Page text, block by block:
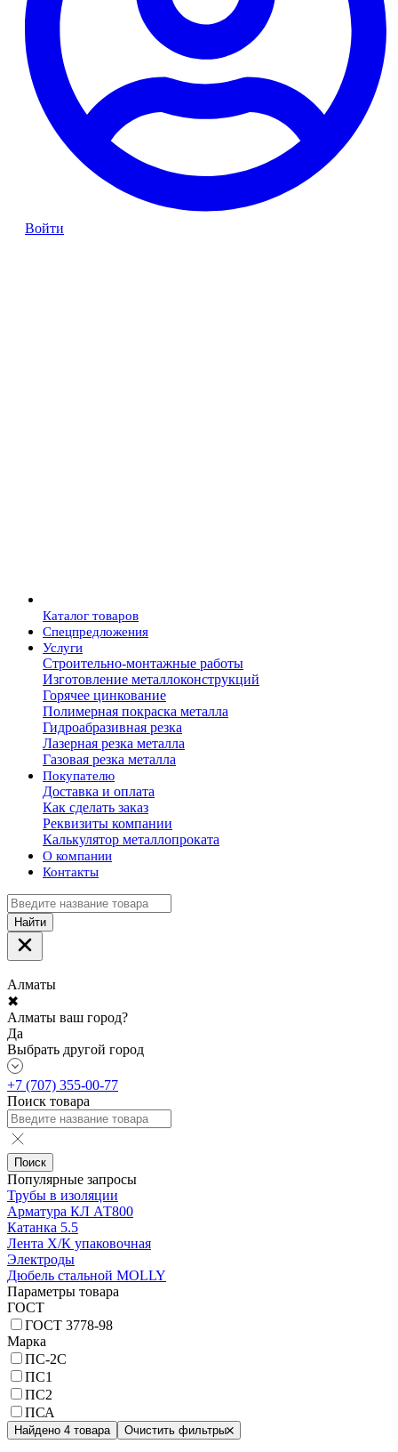
Войти
Каталог товаров
Спецпредложения
Услуги
Строительно-монтажные работы
Изготовление металлоконструкций
Горячее цинкование
Полимерная покраска металла
Гидроабразивная резка
Лазерная резка металла
Газовая резка металла
Покупателю
Доставка и оплата
Как сделать заказ
Реквизиты компании
Калькулятор металлопроката
О компании
Контакты
Найти
Алматы
✖
Алматы ваш город?
Да
Выбрать другой город
+7 (707) 355-00-77
Поиск товара
Поиск
Популярные запросы
Трубы в изоляции
Арматура КЛ АТ800
Катанка 5.5
Лента Х/К упаковочная
Электроды
Дюбель стальной MOLLY
Параметры товара
ГОСТ
ГОСТ 3778-98
Марка
ПС-2С
ПС1
ПС2
ПСА
Найдено 4 товара Очистить фильтры